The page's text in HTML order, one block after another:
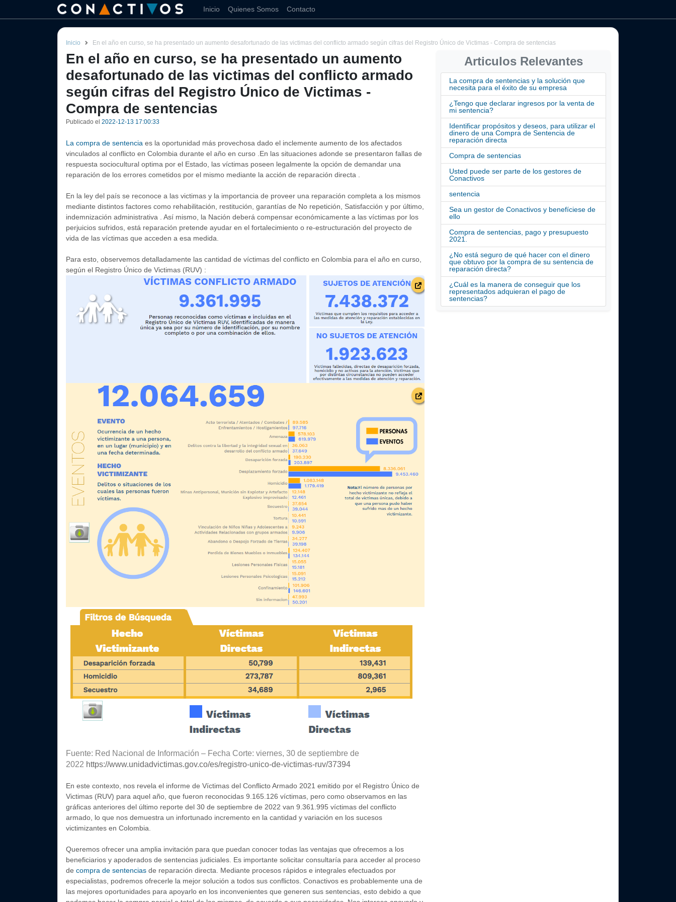
Inicio Quienes Somos Contacto
Inicio En el año en curso, se ha presentado un aumento desafortunado de las victimas del conflicto armado según cifras del Registro Único de Victimas - Compra de sentencias
En el año en curso, se ha presentado un aumento
desafortunado de las victimas del conflicto armado
según cifras del Registro Único de Victimas -
Compra de sentencias
Publicado el 2022-12-13 17:00:33
La compra de sentencia es la oportunidad más provechosa dado el inclemente aumento de los afectados
vinculados al conflicto en Colombia durante el año en curso .En las situaciones adonde se presentaron fallas de
respuesta sociocultural optima por el Estado, las víctimas poseen legalmente la opción de demandar una
reparación de los errores cometidos por el mismo mediante la acción de reparación directa .
En la ley del país se reconoce a las victimas y la importancia de proveer una reparación completa a los mismos
mediante distintos factores como rehabilitación, restitución, garantías de No repetición, Satisfacción y por último,
indemnización administrativa . Así mismo, la Nación deberá compensar económicamente a las víctimas por los
perjuicios sufridos, está reparación pretende ayudar en el fortalecimiento o re-estructuración del proyecto de
vida de las víctimas que acceden a esa medida.
Para esto, observemos detalladamente las cantidad de víctimas del conflicto en Colombia para el año en curso,
según el Registro Único de Victimas (RUV) :
Fuente: Red Nacional de Información – Fecha Corte: viernes, 30 de septiembre de
2022 https://www.unidadvictimas.gov.co/es/registro-unico-de-victimas-ruv/37394
En este contexto, nos revela el informe de Víctimas del Conflicto Armado 2021 emitido por el Registro Único de
Victimas (RUV) para aquel año, que fueron reconocidas 9.165.126 víctimas, pero como observamos en las
gráficas anteriores del último reporte del 30 de septiembre de 2022 van 9.361.995 víctimas del conflicto
armado, lo que nos demuestra un infortunado incremento en la cantidad y variación en los sucesos
victimizantes en Colombia.
Queremos ofrecer una amplia invitación para que puedan conocer todas las ventajas que ofrecemos a los
beneficiarios y apoderados de sentencias judiciales. Es importante solicitar consultaría para acceder al proceso
de compra de sentencias de reparación directa. Mediante procesos rápidos e integrales efectuados por
especialistas, podremos ofrecerle la mejor solución a todos sus conflictos. Conactivos es probablemente una de
las mejores oportunidades para apoyarlo en los inconvenientes que generen sus sentencias, esto debido a que
Articulos Relevantes
La compra de sentencias y la solución que
necesita para el éxito de su empresa
¿Tengo que declarar ingresos por la venta de
mi sentencia?
Identificar propósitos y deseos, para utilizar el
dinero de una Compra de Sentencia de
reparación directa
Compra de sentencias
Usted puede ser parte de los gestores de
Conactivos
sentencia
Sea un gestor de Conactivos y benefíciese de
ello
Compra de sentencias, pago y presupuesto
2021.
¿No está seguro de qué hacer con el dinero
que obtuvo por la compra de su sentencia de
reparación directa?
¿Cuál es la manera de conseguir que los
representados adquieran el pago de
sentencias?